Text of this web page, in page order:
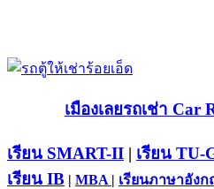
เมืองเลยรถเช่า
เรียน SMART-II | เรียน TU-
เรียน IB | MBA | เรียนภาษาอังก